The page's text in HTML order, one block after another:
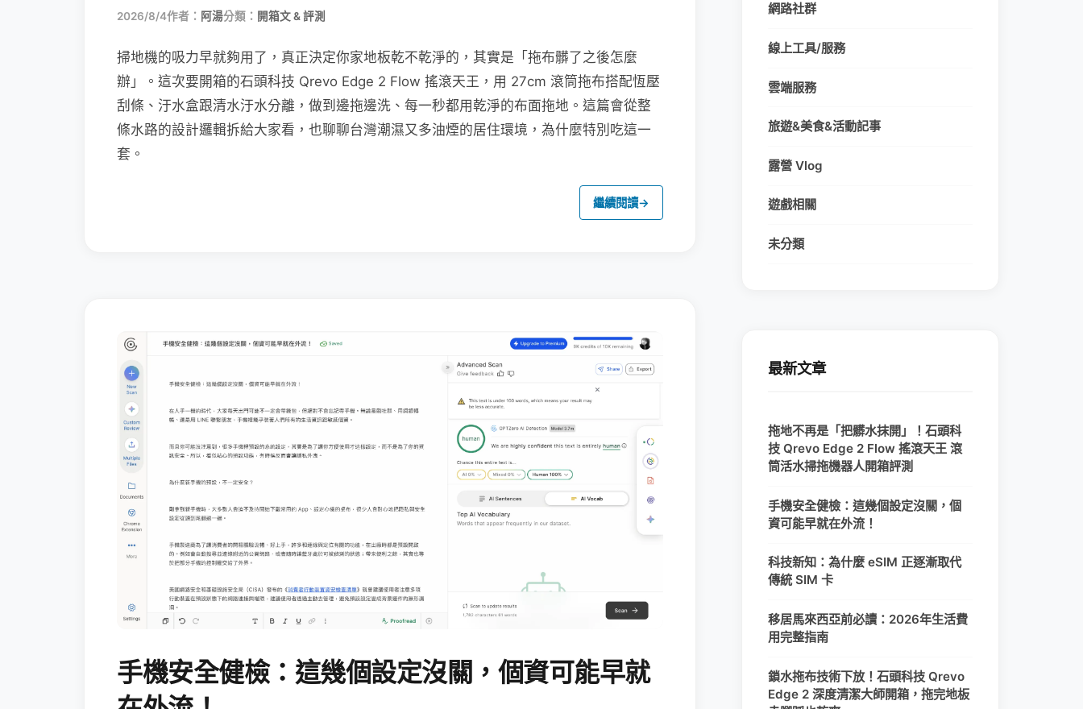
2026/8/4作者： 阿湯分類： 開箱文 & 評測
掃地機的吸力早就夠用了，真正決定你家地板乾不乾淨的，其實是「拖布髒了之後怎麼
辦」。這次要開箱的石頭科技 Qrevo Edge 2 Flow 搖滾天王，用 27cm 滾筒拖布搭配恆壓
刮條、汙水盒跟清水汙水分離，做到邊拖邊洗、每一秒都用乾淨的布面拖地。這篇會從整
條水路的設計邏輯拆給大家看，也聊聊台灣潮濕又多油煙的居住環境，為什麼特別吃這一
套。
繼續閱讀→
手機安全健檢：這幾個設定沒關，個資可能早就
網路社群
線上工具/服務
雲端服務
旅遊&美食&活動記事
露營 Vlog
遊戲相關
未分類
最新文章
拖地不再是「把髒水抹開」！石頭科
技 Qrevo Edge 2 Flow 搖滾天王 滾
筒活水掃拖機器人開箱評測
手機安全健檢：這幾個設定沒關，個
資可能早就在外流！
科技新知：為什麼 eSIM 正逐漸取代
傳統 SIM 卡
移居馬來西亞前必讀：2026年生活費
用完整指南
鎖水拖布技術下放！石頭科技 Qrevo
Edge 2 深度清潔大師開箱，拖完地板